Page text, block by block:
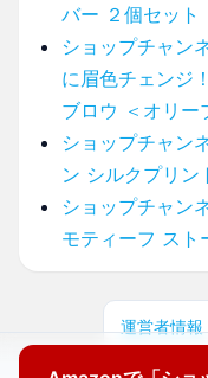
バー ２個セット
ショップチャン
に眉色チェンジ
ブロウ ＜オリー
ショップチャン
ン シルクプリン
ショップチャン
モティーフ スト
運営者情報